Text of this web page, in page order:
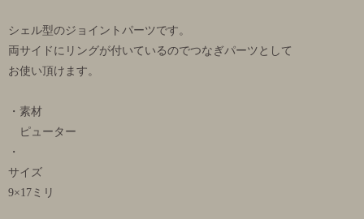
シェル型のジョイントパーツです。
両サイドにリングが付いているのでつなぎパーツとして
お使い頂けます。
・素材
ピューター
・
サイズ
9×17ミリ